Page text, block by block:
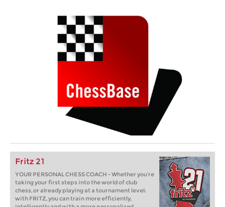
Fritz 21
YOUR PERSONAL CHESS COACH - Whether you’re
taking your first steps into the world of club
chess, or already playing at a tournament level:
with FRITZ, you can train more efficiently,